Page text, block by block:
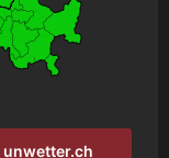
unwetter.ch